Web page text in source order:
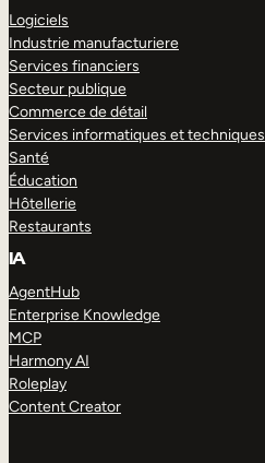
Logiciels
Industrie manufacturiere
Services financiers
Secteur publique
Commerce de détail
Services informatiques et techniques
Santé
Éducation
Hôtellerie
Restaurants
IA
AgentHub
Enterprise Knowledge
MCP
Harmony AI
Roleplay
Content Creator